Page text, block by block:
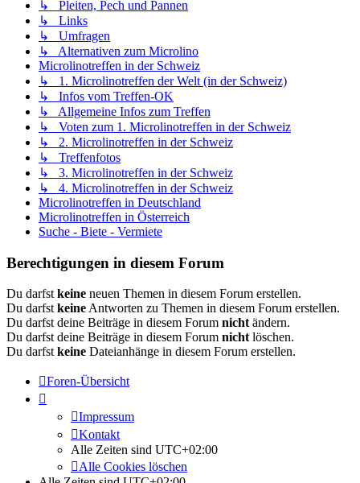
↳ Pleiten, Pech und Pannen
↳ Links
↳ Umfragen
↳ Alternativen zum Microlino
Microlinotreffen in der Schweiz
↳ 1. Microlinotreffen der Welt (in der Schweiz)
↳ Infos vom Treffen-OK
↳ Allgemeine Infos zum Treffen
↳ Voten zum 1. Microlinotreffen in der Schweiz
↳ 2. Microlinotreffen in der Schweiz
↳ Treffenfotos
↳ 3. Microlinotreffen in der Schweiz
↳ 4. Microlinotreffen in der Schweiz
Microlinotreffen in Deutschland
Microlinotreffen in Österreich
Suche - Biete - Vermiete
Berechtigungen in diesem Forum
Du darfst keine neuen Themen in diesem Forum erstellen.
Du darfst keine Antworten zu Themen in diesem Forum erstellen.
Du darfst deine Beiträge in diesem Forum nicht ändern.
Du darfst deine Beiträge in diesem Forum nicht löschen.
Du darfst keine Dateianhänge in diesem Forum erstellen.
Foren-Übersicht
Impressum
Kontakt
Alle Zeiten sind UTC+02:00
Alle Cookies löschen